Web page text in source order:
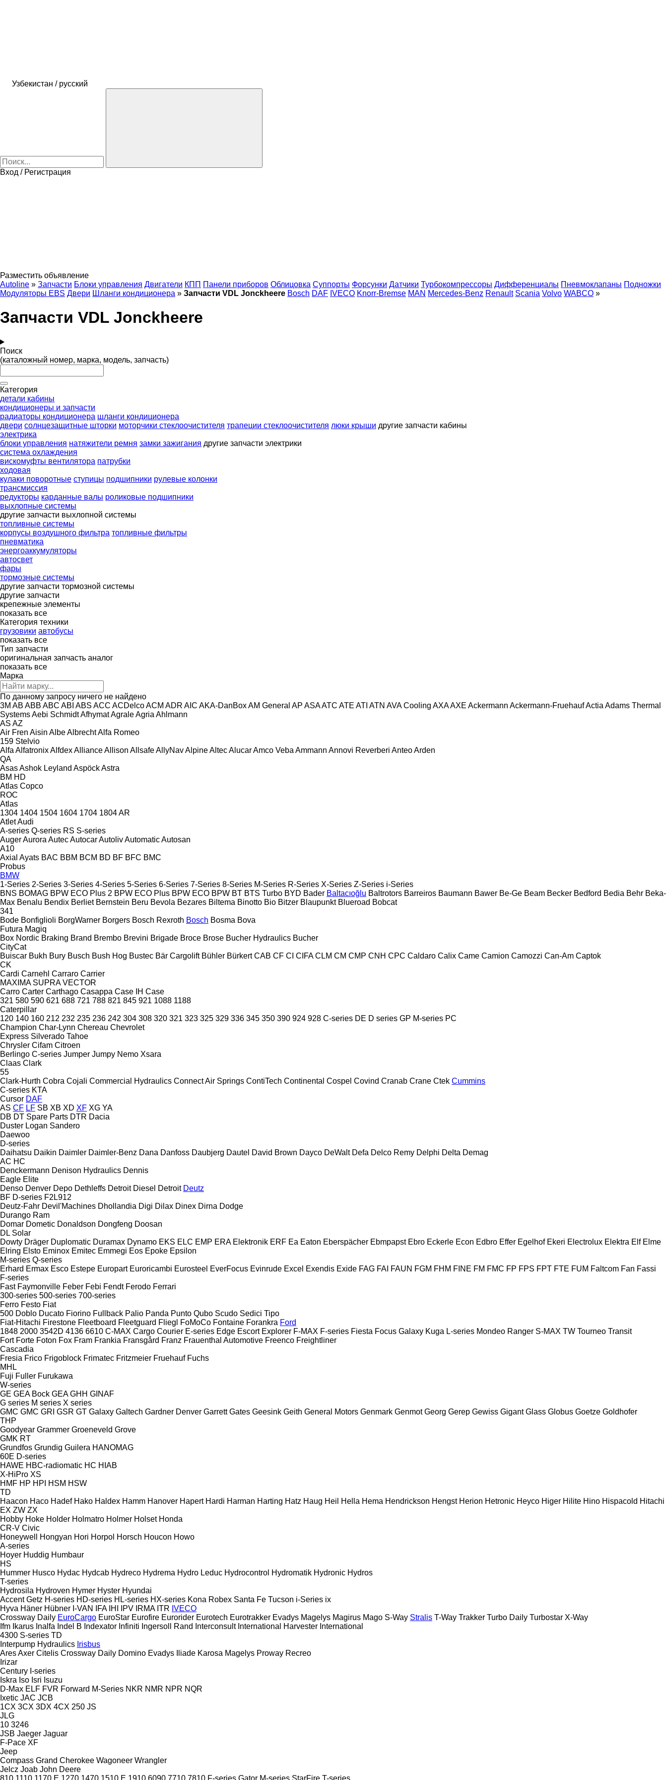
Узбекистан / русский
Вход / Регистрация
Разместить объявление
Autoline » Запчасти Блоки управления Двигатели КПП Панели приборов Облицовка Суппорты Форсунки Датчики Турбокомпрессоры Дифференциалы Пневмоклапаны Подножки
Модуляторы EBS Двери Шланги кондиционера » Запчасти VDL Jonckheere Bosch DAF IVECO Knorr-Bremse MAN Mercedes-Benz Renault Scania Volvo WABCO »
Запчасти VDL Jonckheere
Поиск
(каталожный номер, марка, модель, запчасть)
Категория
детали кабины
кондиционеры и запчасти
радиаторы кондиционера шланги кондиционера
двери солнцезащитные шторки моторчики стеклоочистителя трапеции стеклоочистителя люки крыши другие запчасти кабины
электрика
блоки управления натяжители ремня замки зажигания другие запчасти электрики
система охлаждения
вискомуфты вентилятора патрубки
ходовая
кулаки поворотные ступицы подшипники рулевые колонки
трансмиссия
редукторы карданные валы роликовые подшипники
выхлопные системы
другие запчасти выхлопной системы
топливные системы
корпусы воздушного фильтра топливные фильтры
пневматика
энергоаккумуляторы
автосвет
фары
тормозные системы
другие запчасти тормозной системы
другие запчасти
крепежные элементы
показать все
Категория техники
грузовики автобусы
показать все
Тип запчасти
оригинальная запчасть аналог
показать все
Марка
По данному запросу ничего не найдено
3M AB ABB ABC ABI ABS ACC ACDelcoACM ADR AIC AKA-DanBoxAM General AP ASAATC ATE ATI ATN AVA Cooling AXAAXE Ackermann Ackermann-FruehaufActia Adams Thermal
SystemsAebi SchmidtAfhymatAgraleAgria Ahlmann
AS AZ
Air Fren Aisin AlbeAlbrechtAlfa Romeo
159 Stelvio
Alfa AlfatronixAlfdexAllianceAllison AllsafeAllyNavAlpineAltecAlucarAmco Veba Ammann Annovi Reverberi AnteoArden
QA
AsasAshok Leyland AspöckAstra
BM HD
Atlas Copco
ROC
Atlas
1304 1404 1504 1604 1704 1804AR
AtletAudi
A-series Q-series RS S-series
AugerAurora AutecAutocarAutolivAutomaticAutosan
A10
Axial Ayats BAC BBM BCM BD BF BFC BMC
Probus
BMW
1-Series 2-Series 3-Series 4-Series 5-Series 6-Series 7-Series 8-Series M-Series R-Series X-Series Z-Series i-Series
BNS BOMAG BPW ECO Plus 2 BPW ECO Plus BPW ECO BPW BT BTS Turbo BYD Bader Baltacıoğlu Baltrotors Barreiros Baumann Bawer Be-Ge Beam Becker Bedford Bedia Behr Beka-
Max Benalu Bendix Berliet Bernstein Beru Bevola Bezares Biltema Binotto Bio Bitzer Blaupunkt Blueroad Bobcat
341
Bode Bonfiglioli BorgWarner Borgers Bosch Rexroth Bosch Bosma Bova
Futura Magiq
Box Nordic Braking Brand Brembo Brevini Brigade Broce Brose Bucher Hydraulics Bucher
CityCat
Buiscar Bukh Bury Busch Bush Hog Bustec Bär Cargolift Bühler Bürkert CAB CF CI CIFA CLM CM CMP CNH CPC Caldaro Calix Came Camion Camozzi Can-Am Captok
CK
Cardi Carnehl Carraro Carrier
MAXIMA SUPRA VECTOR
Carro Carter Carthago Casappa Case IH Case
321 580 590 621 688 721 788 821 845 921 1088 1188
Caterpillar
120 140 160 212 232 235 236 242 304 308 320 321 323 325 329 336 345 350 390 924 928 C-series DE D series GP M-series PC
Champion Char-Lynn Chereau Chevrolet
Express Silverado Tahoe
Chrysler Cifam Citroen
Berlingo C-series Jumper Jumpy Nemo Xsara
Claas Clark
55
Clark-Hurth Cobra Cojali Commercial Hydraulics Connect Air Springs ContiTech Continental Cospel Covind Cranab Crane Ctek Cummins
C-series KTA
Cursor DAF
AS CF LF SB XB XD XF XG YA
DB DT Spare Parts DTR Dacia
Duster Logan Sandero
Daewoo
D-series
Daihatsu Daikin Daimler Daimler-Benz Dana Danfoss Daubjerg Dautel David Brown Dayco DeWalt Defa Delco Remy Delphi Delta Demag
AC HC
Denckermann Denison Hydraulics Dennis
Eagle Elite
Denso Denver Depo Dethleffs Detroit Diesel Detroit Deutz
BF D-series F2L912
Deutz-Fahr Devil'Machines Dhollandia Digi Dilax Dinex Dirna Dodge
Durango Ram
Domar Dometic Donaldson Dongfeng Doosan
DL Solar
Dowty Dräger Duplomatic Duramax Dynamo EKS ELC EMP ERA Elektronik ERF Ea Eaton Eberspächer Ebmpapst Ebro Eckerle Econ Edbro Effer Egelhof Ekeri Electrolux Elektra Elf Elme
Elring Elsto Eminox Emitec Emmegi Eos Epoke Epsilon
M-series Q-series
Erhard Ermax Esco Estepe Europart Euroricambi Eurosteel EverFocus Evinrude Excel Exendis Exide FAG FAI FAUN FGM FHM FINE FM FMC FP FPS FPT FTE FUM Faltcom Fan Fassi
F-series
Fast Faymonville Feber Febi Fendt Ferodo Ferrari
300-series 500-series 700-series
Ferro Festo Fiat
500 Doblo Ducato Fiorino Fullback Palio Panda Punto Qubo Scudo Sedici Tipo
Fiat-Hitachi Firestone Fleetboard Fleetguard Fliegl FoMoCo Fontaine Forankra Ford
1848 2000 3542D 4136 6610 C-MAX Cargo Courier E-series Edge Escort Explorer F-MAX F-series Fiesta Focus Galaxy Kuga L-series Mondeo Ranger S-MAX TW Tourneo Transit
Fort Forte Foton Fox Fram Frankia Fransgård Franz Frauenthal Automotive Freenco Freightliner
Cascadia
Fresia Frico Frigoblock Frimatec Fritzmeier Fruehauf Fuchs
MHL
Fuji Fuller Furukawa
W-series
GE GEA Bock GEA GHH GINAF
G series M series X series
GMC GMC GRI GSR GT Galaxy Galtech Gardner Denver Garrett Gates Geesink Geith General Motors Genmark Genmot Georg Gerep Gewiss Gigant Glass Globus Goetze Goldhofer
THP
Goodyear Grammer Groeneveld Grove
GMK RT
Grundfos Grundig Guilera HANOMAG
60E D-series
HAWE HBC-radiomatic HC HIAB
X-HiPro XS
HMF HP HPI HSM HSW
TD
Haacon Haco Hadef Hako Haldex Hamm Hanover Hapert Hardi Harman Harting Hatz Haug Heil Hella Hema Hendrickson Hengst Herion Hetronic Heyco Higer Hilite Hino Hispacold Hitachi
EX ZW ZX
Hobby Hoke Holder Holmatro Holmer Holset Honda
CR-V Civic
Honeywell
Hongyan Hori Horpol Horsch Houcon Howo
A-series
Hoyer Huddig Humbaur
HS
Hummer Husco Hydac Hydcab Hydreco Hydrema Hydro Leduc Hydrocontrol Hydromatik Hydronic Hydros
T-series
Hydrosila Hydroven Hymer Hyster Hyundai
Accent Getz H-series HD-series HL-series HX-series Kona Robex Santa Fe Tucson i-Series ix
Hyva Häner Hübner I-VAN IFA IHI IPV IRMA ITR IVECO
Crossway Daily EuroCargo EuroStar Eurofire Eurorider Eurotech Eurotrakker Evadys Magelys Magirus Mago S-Way Stralis T-Way Trakker Turbo Daily Turbostar X-Way
Ifm Ikarus Inalfa Indel B Indexator Infiniti Ingersoll Rand Interconsult International Harvester International
4300 S-series TD
Interpump Hydraulics Irisbus
AresAxer Citelis Crossway Daily Domino Evadys Iliade Karosa Magelys Proway Recreo
Irizar
Century I-series
Iskra Iso Isri Isuzu
D-Max ELF FVR Forward M-Series NKR NMR NPR NQR
Ixetic JAC JCB
1CX 3CX 3DX 4CX 250 JS
JLG
10 3246
JSB Jaeger Jaguar
F-Pace XF
Jeep
Compass Grand Cherokee Wagoneer Wrangler
Jelcz Joab John Deere
810 1110 1170 E 1270 1470 1510 E 1910 6090 7710 7810 F-series Gator M-series StarFire T-series